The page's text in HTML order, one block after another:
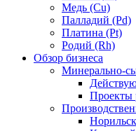
Медь (Cu)
Палладий (Pd)
Платина (Pt)
Родий (Rh)
Обзор бизнеса
Минерально-
Проекты